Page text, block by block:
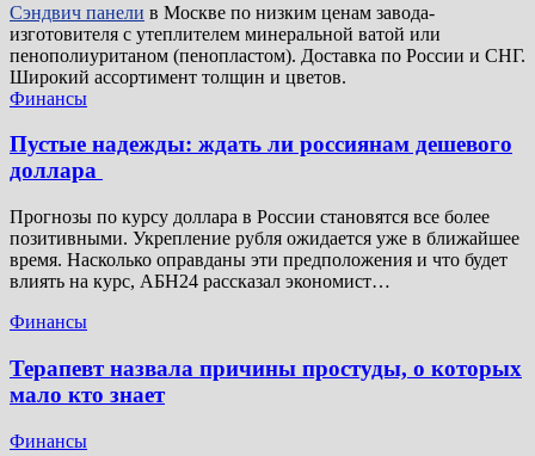
Сэндвич панели в Москве по низким ценам завода-
изготовителя с утеплителем минеральной ватой или
пенополиуританом (пенопластом). Доставка по России и СНГ.
Широкий ассортимент толщин и цветов.
Финансы
Пустые надежды: ждать ли россиянам дешевого
доллара
Прогнозы по курсу доллара в России становятся все более
позитивными. Укрепление рубля ожидается уже в ближайшее
время. Насколько оправданы эти предположения и что будет
влиять на курс, АБН24 рассказал экономист…
Финансы
Терапевт назвала причины простуды, о которых
мало кто знает
Финансы